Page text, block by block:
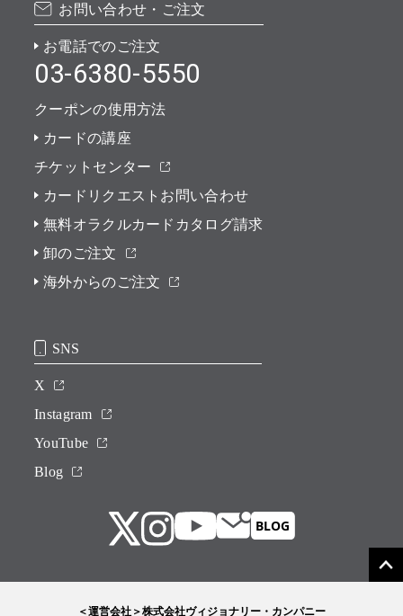
お問い合わせ・ご注文
お電話でのご注文
03-6380-5550
クーポンの使用方法
カードの講座
チケットセンター
カードリクエストお問い合わせ
無料オラクルカードカタログ請求
卸のご注文
海外からのご注文
SNS
X
Instagram
YouTube
Blog
＜運営会社＞株式会社ヴィジョナリー・カンパニー